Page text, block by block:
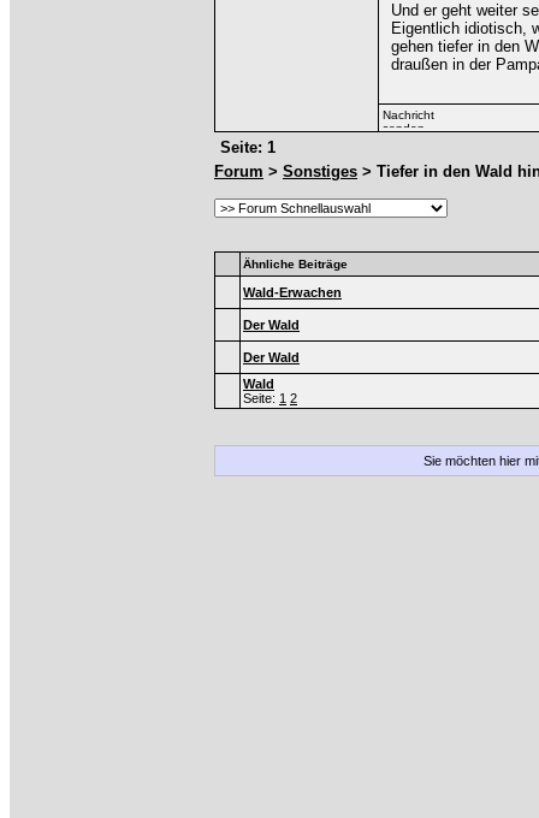
Und er geht weiter
Eigentlich idiotisch,
gehen tiefer in den
draußen in der
Seite: 1
Forum > Sonstiges > Tiefer in den Wald
Ähnliche Beiträge
Wald-Erwachen
Der Wald
Der Wald
Wald
Seite: 1 2
Sie möchten hier